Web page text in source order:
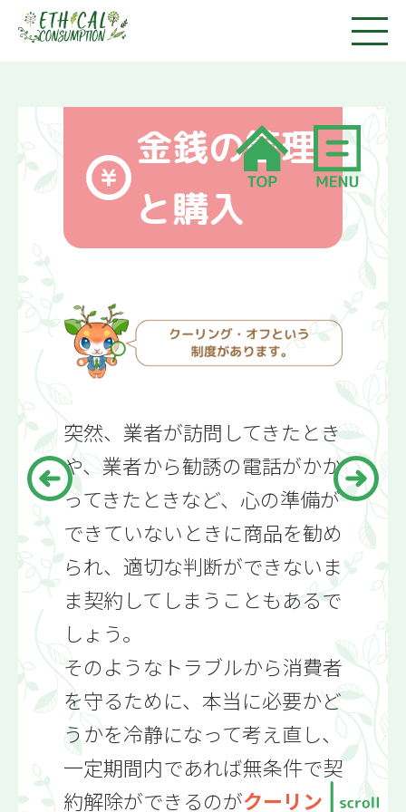
金銭の管理
と購入
突然、業者が訪問してきたとき
や、業者から勧誘の電話がかか
ってきたときなど、心の準備が
できていないときに商品を勧め
られ、適切な判断ができないま
ま契約してしまうこともあるで
しょう。
そのようなトラブルから消費者
を守るために、本当に必要かど
うかを冷静になって考え直し、
一定期間内であれば無条件で契
約解除ができるのがクーリン
消費者市民になろう
1.消費者って誰のこと？
2.消費者市民社会ってな
んだろう？
金銭の管理と購入
学習前チェック！
1.契約ってなに？
2.支払方法とお金の管理
3.消費者トラブル事例